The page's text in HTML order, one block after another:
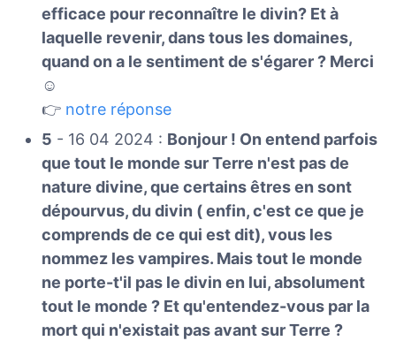
efficace pour reconnaître le divin? Et à
laquelle revenir, dans tous les domaines,
quand on a le sentiment de s'égarer ? Merci
☺️
👉 notre réponse
5 - 16 04 2024 : Bonjour ! On entend parfois
que tout le monde sur Terre n'est pas de
nature divine, que certains êtres en sont
dépourvus, du divin ( enfin, c'est ce que je
comprends de ce qui est dit), vous les
nommez les vampires. Mais tout le monde
ne porte-t'il pas le divin en lui, absolument
tout le monde ? Et qu'entendez-vous par la
mort qui n'existait pas avant sur Terre ?